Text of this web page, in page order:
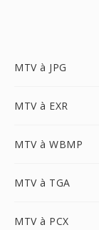
MTV à JPG
MTV à EXR
MTV à WBMP
MTV à TGA
MTV à PCX